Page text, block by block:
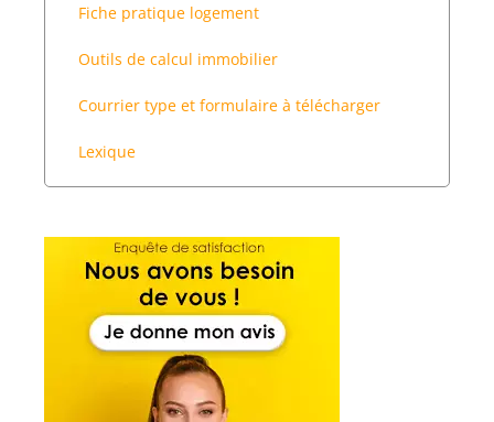
Fiche pratique logement
Outils de calcul immobilier
Courrier type et formulaire à télécharger
Lexique